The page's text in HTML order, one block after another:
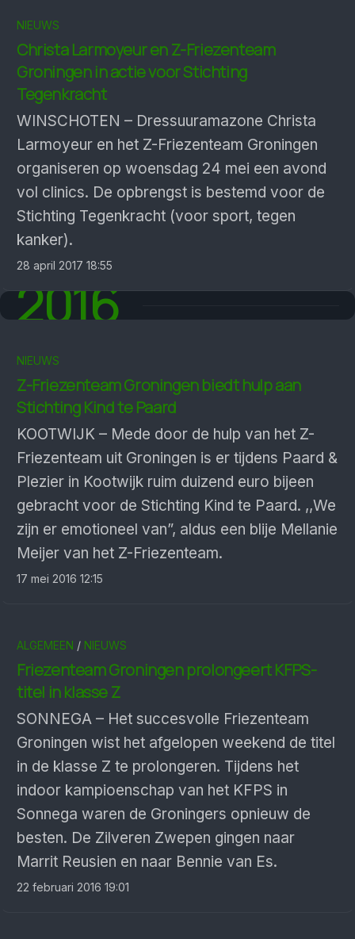
NIEUWS
Christa Larmoyeur en Z-Friezenteam
Groningen in actie voor Stichting
Tegenkracht
WINSCHOTEN – Dressuuramazone Christa
Larmoyeur en het Z-Friezenteam Groningen
organiseren op woensdag 24 mei een avond
vol clinics. De opbrengst is bestemd voor de
Stichting Tegenkracht (voor sport, tegen
kanker).
28 april 2017 18:55
2016
NIEUWS
Z-Friezenteam Groningen biedt hulp aan
Stichting Kind te Paard
KOOTWIJK – Mede door de hulp van het Z-
Friezenteam uit Groningen is er tijdens Paard &
Plezier in Kootwijk ruim duizend euro bijeen
gebracht voor de Stichting Kind te Paard. ,,We
zijn er emotioneel van”, aldus een blije Mellanie
Meijer van het Z-Friezenteam.
17 mei 2016 12:15
ALGEMEEN / NIEUWS
Friezenteam Groningen prolongeert KFPS-
titel in klasse Z
SONNEGA – Het succesvolle Friezenteam
Groningen wist het afgelopen weekend de titel
in de klasse Z te prolongeren. Tijdens het
indoor kampioenschap van het KFPS in
Sonnega waren de Groningers opnieuw de
besten. De Zilveren Zwepen gingen naar
Marrit Reusien en naar Bennie van Es.
22 februari 2016 19:01